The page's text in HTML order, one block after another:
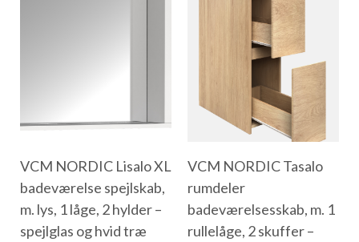
VCM NORDIC Lisalo XL
badeværelse spejlskab,
m. lys, 1 låge, 2 hylder –
spejlglas og hvid træ
VCM NORDIC Tasalo
rumdeler
badeværelsesskab, m. 1
rullelåge, 2 skuffer –